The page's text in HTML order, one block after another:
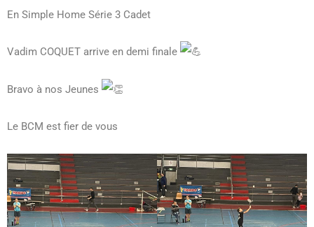
En Simple Home Série 3 Cadet
Vadim COQUET arrive en demi finale
Bravo à nos Jeunes
Le BCM est fier de vous